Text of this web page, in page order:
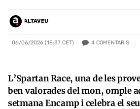
ALTAVEU
06/06/2026 (18:37 CET) 4 COMENTARIS
L’Spartan Race, una de les
ben valorades del mon, omple
setmana Encamp i celebra el